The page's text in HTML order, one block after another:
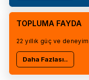
TOPLUMA FAYDA
22 yıllık güç ve
Daha Fazlası..